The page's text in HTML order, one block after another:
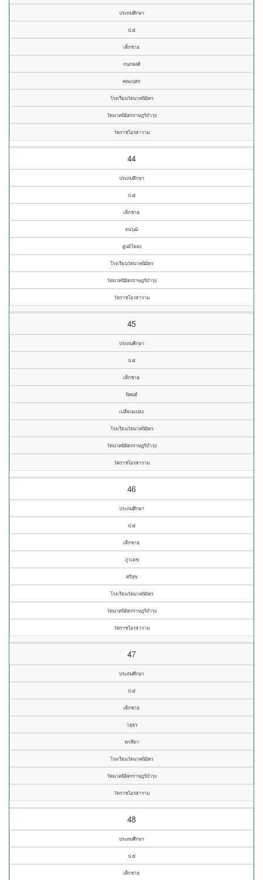
ประถมศึกษา
ป.๕
เด็กชาย
กนกพงศ์
คณะบุตร
โรงเรียนวัดนาคนิมิตร
วัดนาคนิมิตรราษฎร์บำรุง
วัดราชโอรสาราม
44
ประถมศึกษา
ป.๕
เด็กชาย
ธนวุฒิ
สูนย์ไธสง
โรงเรียนวัดนาคนิมิตร
วัดนาคนิมิตรราษฎร์บำรุง
วัดราชโอรสาราม
45
ประถมศึกษา
ป.๕
เด็กชาย
นิพนธ์
เปลี่ยนแปลง
โรงเรียนวัดนาคนิมิตร
วัดนาคนิมิตรราษฎร์บำรุง
วัดราชโอรสาราม
46
ประถมศึกษา
ป.๕
เด็กชาย
ภูวเดช
ศรีสุข
โรงเรียนวัดนาคนิมิตร
วัดนาคนิมิตรราษฎร์บำรุง
วัดราชโอรสาราม
47
ประถมศึกษา
ป.๕
เด็กชาย
วสุธร
หกสีดา
โรงเรียนวัดนาคนิมิตร
วัดนาคนิมิตรราษฎร์บำรุง
วัดราชโอรสาราม
48
ประถมศึกษา
ป.๕
เด็กชาย